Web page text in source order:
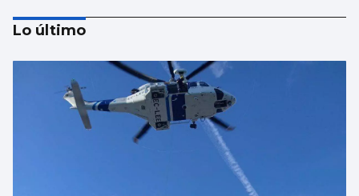
Alberto Barciela
Albariño, mar de vides en la tierra de
Lo último